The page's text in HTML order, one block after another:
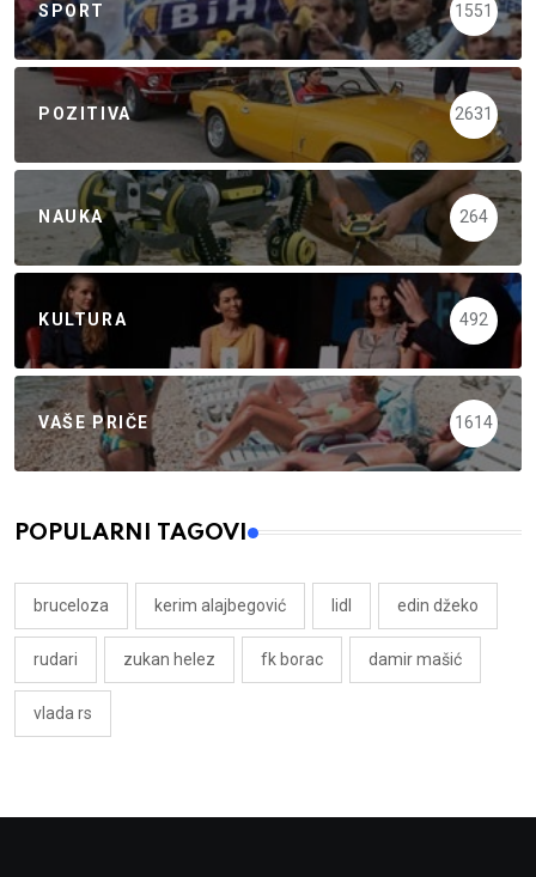
SPORT 1551
POZITIVA 2631
NAUKA 264
KULTURA 492
VAŠE PRIČE 1614
POPULARNI TAGOVI
bruceloza kerim alajbegović lidl edin džeko
rudari zukan helez fk borac damir mašić
vlada rs